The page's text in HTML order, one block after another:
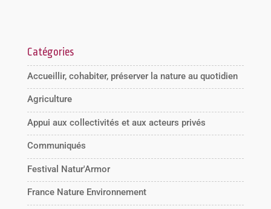
Catégories
Accueillir, cohabiter, préserver la nature au quotidien
Agriculture
Appui aux collectivités et aux acteurs privés
Communiqués
Festival Natur'Armor
France Nature Environnement